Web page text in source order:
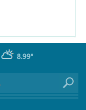
8.99°